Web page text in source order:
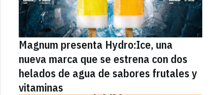
Magnum presenta Hydro:Ice, una
nueva marca que se estrena con dos
helados de agua de sabores frutales y
vitaminas